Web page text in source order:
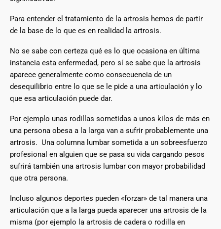
Para entender el tratamiento de la artrosis hemos de partir
de la base de lo que es en realidad la artrosis.
No se sabe con certeza qué es lo que ocasiona en última
instancia esta enfermedad, pero sí se sabe que la artrosis
aparece generalmente como consecuencia de un
desequilibrio entre lo que se le pide a una articulación y lo
que esa articulación puede dar.
Por ejemplo unas rodillas sometidas a unos kilos de más en
una persona obesa a la larga van a sufrir probablemente una
artrosis. Una columna lumbar sometida a un sobreesfuerzo
profesional en alguien que se pasa su vida cargando pesos
sufrirá también una artrosis lumbar con mayor probabilidad
que otra persona.
Incluso algunos deportes pueden «forzar» de tal manera una
articulación que a la larga pueda aparecer una artrosis de la
misma (por ejemplo la artrosis de cadera o rodilla en